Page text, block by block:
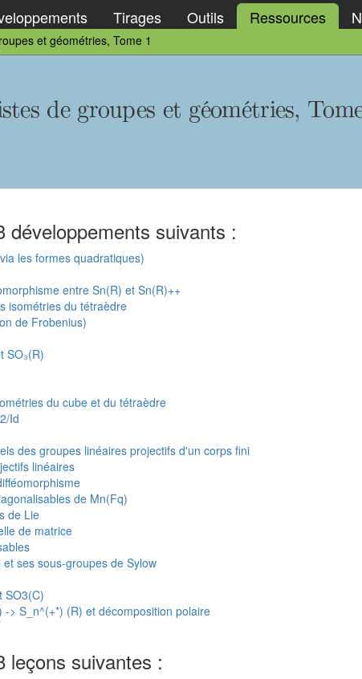
Tirages Outils Ressources
et géométries, Tome 1
de groupes et géométries,
développements suivants :
les formes quadratiques)
entre Sn(R) et Sn(R)++
isométries du tétraèdre
de Frobenius)
SO₃(R)
du cube et du tétraèdre
Id
des groupes linéaires projectifs d'un corps fini
linéaires
de Mn(Fq)
de Lie
de matrice
ses sous-groupes de Sylow
SO3(C)
> S_n^(+*) (R) et décomposition polaire
leçons suivantes :